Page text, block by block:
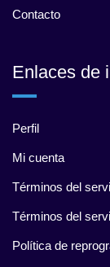
Contacto
Enlaces de
Perfil
Mi cuenta
Términos del
Términos del
Política de